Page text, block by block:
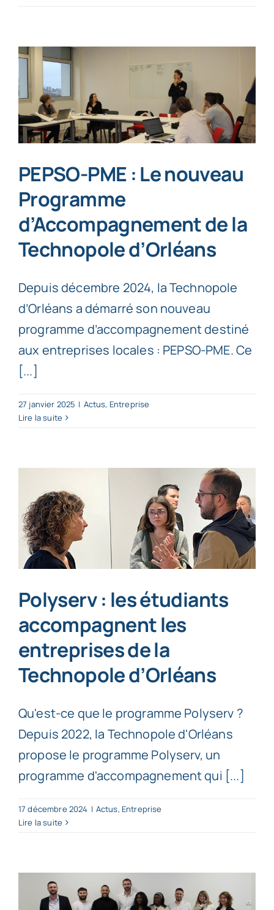
PEPSO-PME : Le nouveau
Programme
d’Accompagnement de la
Technopole d’Orléans
Depuis décembre 2024, la Technopole
d’Orléans a démarré son nouveau
programme d’accompagnement destiné
aux entreprises locales : PEPSO-PME. Ce
[...]
27 janvier 2025 | Actus, Entreprise
Lire la suite
Polyserv : les étudiants
accompagnent les
entreprises de la
Technopole d’Orléans
Qu'est-ce que le programme Polyserv ?
Depuis 2022, la Technopole d'Orléans
propose le programme Polyserv, un
programme d'accompagnement qui [...]
17 décembre 2024 | Actus, Entreprise
Lire la suite